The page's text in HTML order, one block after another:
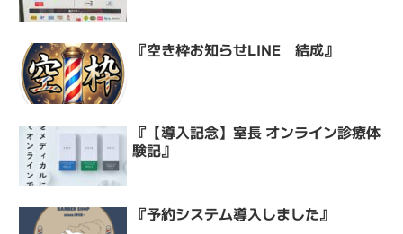
『空き枠お知らせLINE 結成』
『【導入記念】室長 オンライン診療体
験記』
『予約システム導入しました』